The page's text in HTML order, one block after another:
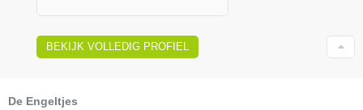
BEKIJK VOLLEDIG PROFIEL
De Engeltjes